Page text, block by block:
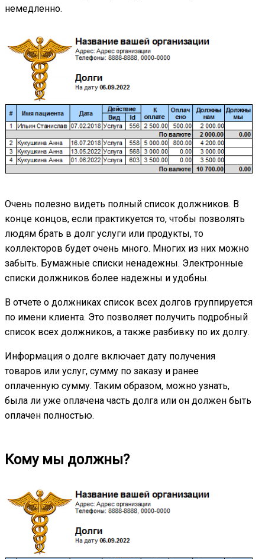
немедленно.
Очень полезно видеть полный список должников. В
конце концов, если практикуется то, чтобы позволять
людям брать в долг услуги или продукты, то
коллекторов будет очень много. Многих из них можно
забыть. Бумажные списки ненадежны. Электронные
списки должников более надежны и удобны.
В отчете о должниках список всех долгов группируется
по имени клиента. Это позволяет получить подробный
список всех должников, а также разбивку по их долгу.
Информация о долге включает дату получения
товаров или услуг, сумму по заказу и ранее
оплаченную сумму. Таким образом, можно узнать,
была ли уже оплачена часть долга или он должен быть
оплачен полностью.
Кому мы должны?